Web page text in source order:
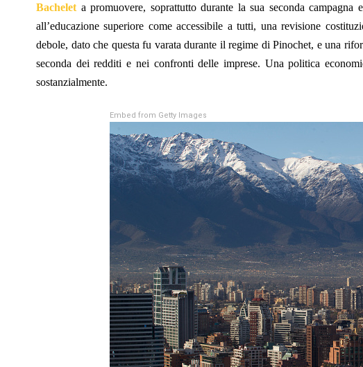
Bachelet a promuovere, soprattutto durante la sua seconda
all’educazione superiore come accessibile a tutti, una revisione
debole, dato che questa fu varata durante il regime di Pinochet, e una
seconda dei redditi e nei confronti delle imprese. Una politica
sostanzialmente.
Embed from Getty Images